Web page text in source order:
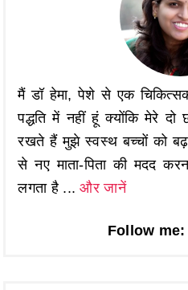
मैं डॉ हेमा, पेशे से एक
पद्धति में नहीं हूं क्योंकि मेरे
रखते हैं मुझे स्वस्थ बच्चों को
से नए माता-पिता की मदद
लगता है ...और जानें
Follow me: